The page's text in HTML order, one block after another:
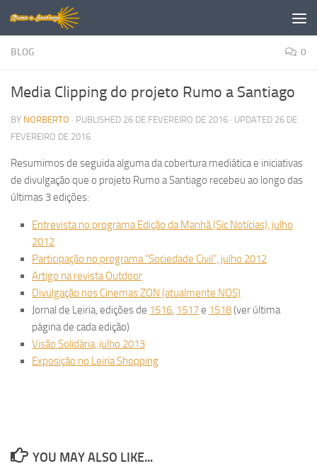
Skip to content
BLOG 0
Media Clipping do projeto Rumo a Santiago
BY NORBERTO · PUBLISHED 26 DE FEVEREIRO DE 2016 · UPDATED 26 DE
FEVEREIRO DE 2016
Resumimos de seguida alguma da cobertura mediática e iniciativas
de divulgação que o projeto Rumo a Santiago recebeu ao longo das
últimas 3 edições:
Entrevista no programa Edição da Manhã (Sic Notícias), julho
2012
Participação no programa “Sociedade Civil”, julho 2012
Artigo na revista Outdoor
Divulgação nos Cinemas ZON (atualmente NOS)
Jornal de Leiria, edições de 1516, 1517e 1518(ver última
página de cada edição)
Visão Solidária, julho 2013
Exposição no Leiria Shopping
YOU MAY ALSO LIKE...